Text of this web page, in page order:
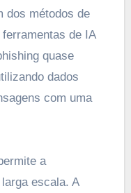
dos métodos de
de IA
quase
dados
com uma
a
escala. A